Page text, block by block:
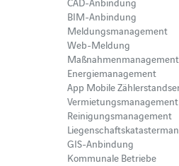
BIM-Anbindung
Meldungsmanagement
Web-Meldung
Maßnahmenmanagement
Energiemanagement
App Mobile
Vermietungsmanagement
Reinigungsmanagement
GIS-Anbindung
Kommunale Betriebe